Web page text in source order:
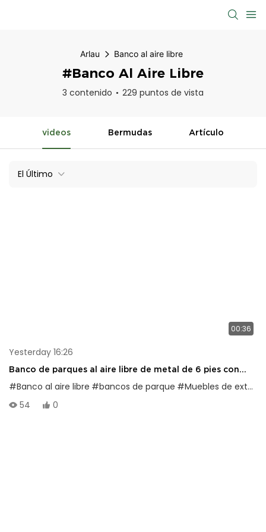
Arlau Banco al aire libre
#Banco Al Aire Libre
3 contenido 229 puntos de vista
videos Bermudas Artículo
El Último
00:36
Yesterday 16:26
Banco de parques al aire libre de metal de 6 pies con
respaldo y marco portátil, adecuado para centros
comerciales, tiendas, parques, terrazas y patios, negro
#Banco al aire libre #bancos de parque #Muebles de exterior
54
0